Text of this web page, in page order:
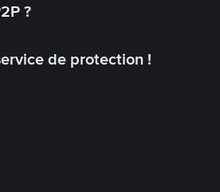
?
de protection !